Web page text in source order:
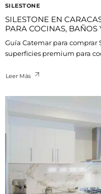
SILESTONE
SILESTONE EN
PARA COCINAS,
Guía Catemar para comprar
superficies premium para
Leer Más